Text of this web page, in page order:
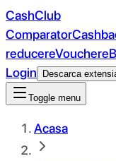
CashClub
Comparator
reducereVouchere
Login
Descarca
Toggle menu
Acasa